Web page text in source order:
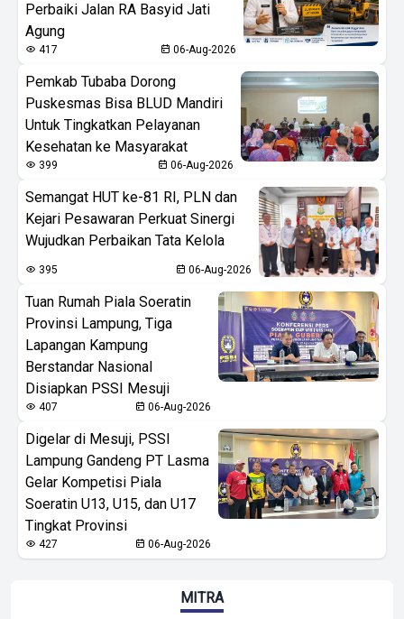
Perbaiki Jalan RA Basyid Jati
Agung
417 06-Aug-2026
Pemkab Tubaba Dorong
Puskesmas Bisa BLUD Mandiri
Untuk Tingkatkan Pelayanan
Kesehatan ke Masyarakat
399 06-Aug-2026
Semangat HUT ke-81 RI, PLN dan
Kejari Pesawaran Perkuat Sinergi
Wujudkan Perbaikan Tata Kelola
395 06-Aug-2026
Tuan Rumah Piala Soeratin
Provinsi Lampung, Tiga
Lapangan Kampung
Berstandar Nasional
Disiapkan PSSI Mesuji
407 06-Aug-2026
Digelar di Mesuji, PSSI
Lampung Gandeng PT Lasma
Gelar Kompetisi Piala
Soeratin U13, U15, dan U17
Tingkat Provinsi
427 06-Aug-2026
MITRA